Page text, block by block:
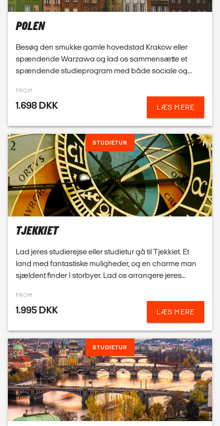
faglige indslag. Vi udarbejder gerne et tilbud til jer med
FROM
1.698 DKK
STUDIETUR
TJEKKIET
Lad jeres studierejse eller studietur gå til Tjekkiet. Et
land med fantastiske muligheder, og en charme man
sjældent finder I storbyer. Lad os arrangere jeres
næste studietur til Tjekkiet. Vi tilbyder konku...
FROM
1.995 DKK
STUDIETUR
PRAG
Tjekkiets hovedstad, Prag, er ikke en af Europas
største, men hvad den ikke rummer i massefylde,
rummer den æstetisk, historisk og prismæssigt. Få
andre byer i Europa er så betagende, og INGEN andre
FROM